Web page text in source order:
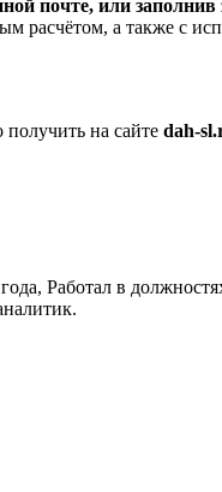
почте, или
а также с
на сайте dah-
Работал в